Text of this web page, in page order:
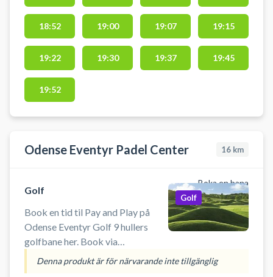
18:52 19:00 19:07 19:15
19:22 19:30 19:37 19:45
19:52
Odense Eventyr Padel Center 16 km
Boka en bana
Golf
Book en tid til Pay and Play på
Odense Eventyr Golf 9 hullers
golfbane her. Book via
WannaSport og spar op til 30%.
BEMÆRK: Denne bane er for alle.
Golf
Denna produkt är för närvarande inte tillgänglig